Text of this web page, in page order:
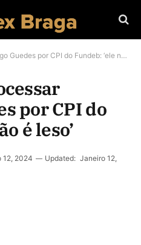
por CPI do Fundeb: ‘ele não é leso’
por CPI do
é leso’
12, 2024 Updated: Janeiro 12,